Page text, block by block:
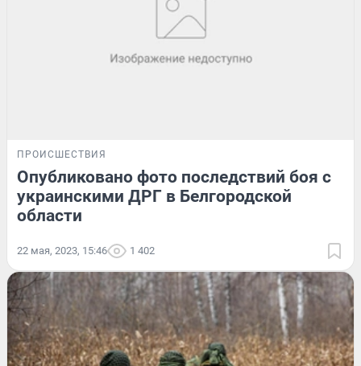
ПРОИСШЕСТВИЯ
Опубликовано фото последствий боя с
украинскими ДРГ в Белгородской
области
22 мая, 2023, 15:46 1 402